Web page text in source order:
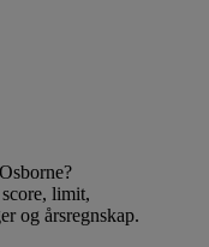
limit,
og årsregnskap.